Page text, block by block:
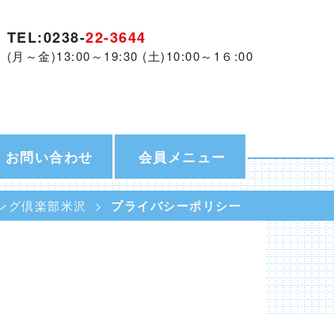
TEL:0238-22-3644
(月～金)13:00～19:30 (土)10:00～1６:00
お問い合わせ 会員メニュー
グ倶楽部米沢 プライバシーポリシー